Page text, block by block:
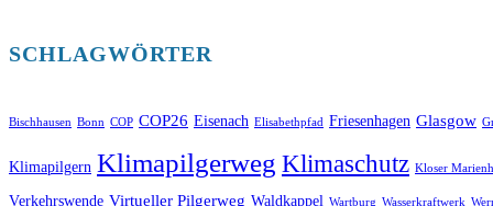
SCHLAGWÖRTER
Bischhausen Bonn COP COP26 Eisenach Elisabethpfad Friesenhagen Glasgow
Klimapilgern Klimapilgerweg Klimaschutz Kloser
Verkehrswende Virtueller Pilgerweg Waldkappel Wartburg Wasserkraftwerk